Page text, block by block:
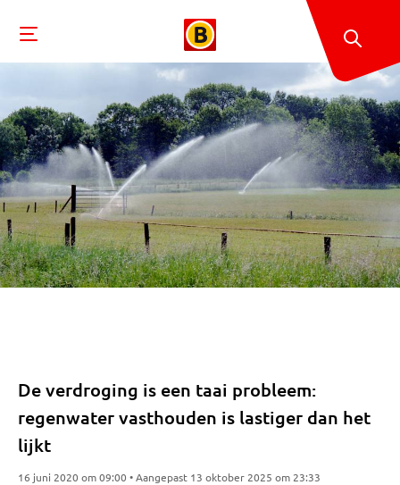
De verdroging is een taai probleem:
regenwater vasthouden is lastiger dan het
lijkt
16 juni 2020 om 09:00 • Aangepast 13 oktober 2025 om 23:33